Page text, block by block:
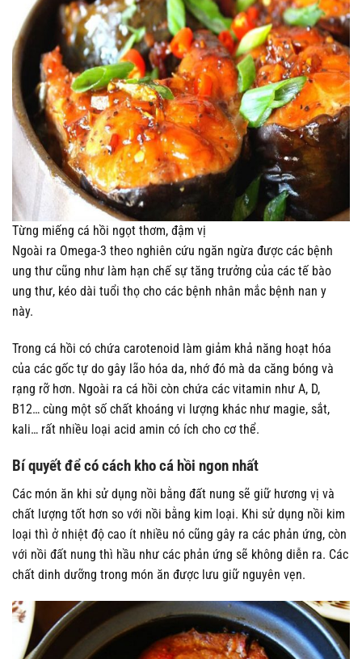
Từng miếng cá hồi ngọt thơm, đậm vị
Ngoài ra Omega-3 theo nghiên cứu ngăn ngừa được các bệnh
ung thư cũng như làm hạn chế sự tăng trưởng của các tế bào
ung thư, kéo dài tuổi thọ cho các bệnh nhân mắc bệnh nan y
này.
Trong cá hồi có chứa carotenoid làm giảm khả năng hoạt hóa
của các gốc tự do gây lão hóa da, nhớ đó mà da căng bóng và
rạng rỡ hơn. Ngoài ra cá hồi còn chứa các vitamin như A, D,
B12… cùng một số chất khoáng vi lượng khác như magie, sắt,
kali… rất nhiều loại acid amin có ích cho cơ thể.
Bí quyết để có cách kho cá hồi ngon nhất
Các món ăn khi sử dụng nồi bằng đất nung sẽ giữ hương vị và
chất lượng tốt hơn so với nồi bằng kim loại. Khi sử dụng nồi kim
loại thì ở nhiệt độ cao ít nhiều nó cũng gây ra các phản ứng, còn
với nồi đất nung thì hầu như các phản ứng sẽ không diễn ra. Các
chất dinh dưỡng trong món ăn được lưu giữ nguyên vẹn.